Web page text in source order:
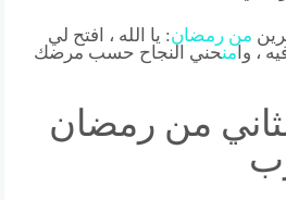
من رمضان: يا الله ، افتح لي
، وا منحني النجاح حسب مرضك
من رمضان